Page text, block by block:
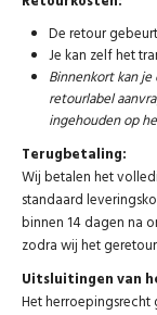
De retour
Je kan zelf het
Binnenkort kan
retourlabel
ingehouden op
Terugbetaling:
Wij betalen het
standaard
binnen 14 dagen na
zodra wij het
Uitsluitingen van
Het